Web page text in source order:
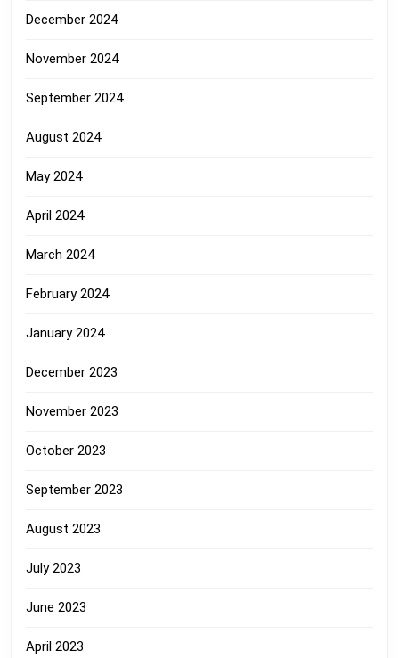
December 2024
November 2024
September 2024
August 2024
May 2024
April 2024
March 2024
February 2024
January 2024
December 2023
November 2023
October 2023
September 2023
August 2023
July 2023
June 2023
April 2023